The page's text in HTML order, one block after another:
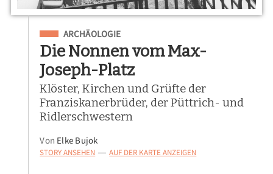
Eingeordnet unter
ARCHÄOLOGIE
Die Nonnen vom Max-
Joseph-Platz
Klöster, Kirchen und Grüfte der
Franziskanerbrüder, der Püttrich- und
Ridlerschwestern
Von Elke Bujok
STORY ANSEHEN — AUF DER KARTE ANZEIGEN